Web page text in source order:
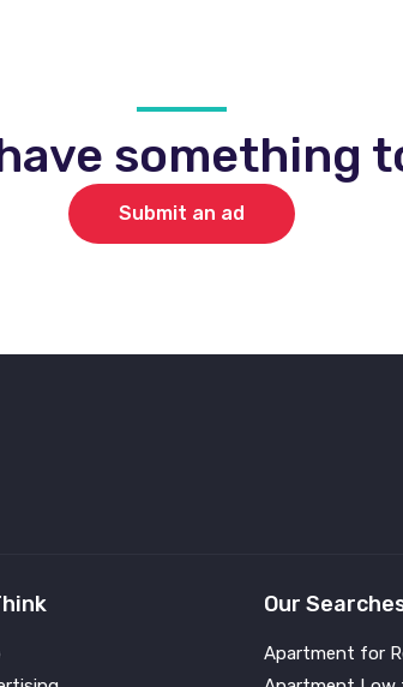
something
Submit an ad
Our
Apartment for